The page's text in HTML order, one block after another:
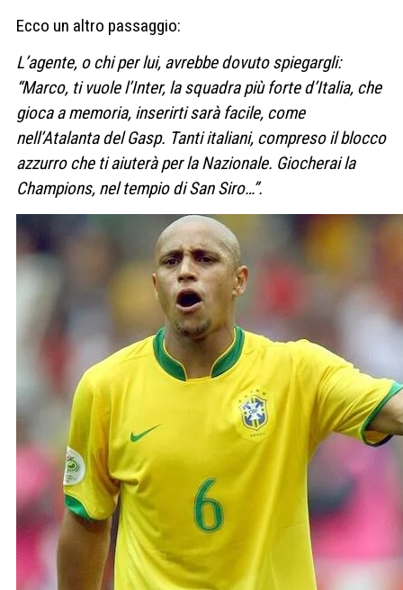
Ecco un altro passaggio:
L’agente, o chi per lui, avrebbe dovuto spiegargli:
“Marco, ti vuole l’Inter, la squadra più forte d’Italia, che
gioca a memoria, inserirti sarà facile, come
nell’Atalanta del Gasp. Tanti italiani, compreso il blocco
azzurro che ti aiuterà per la Nazionale. Giocherai la
Champions, nel tempio di San Siro…”.